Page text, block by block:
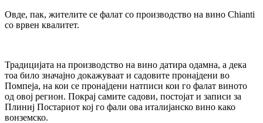
Овде, пак, жителите се фалат со производство на вино Chianti
со врвен квалитет.
Традицијата на производство на вино датира одамна, а дека
тоа било значајно докажуваат и садовите пронајдени во
Помпеја, на кои се пронајдени натписи кои го фалат виното
од овој регион. Покрај самите садови, постојат и записи за
Плиниј Постариот кој го фали ова италијанско вино како
вонземско.